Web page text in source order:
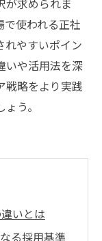
が求められま
使われる正社
れやすいポイン
いや活用法を深
戦略をより実践
う。
いとは
る採用基準